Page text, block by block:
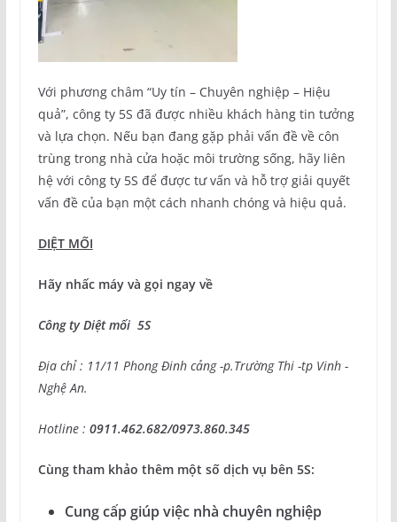
Với phương châm “Uy tín – Chuyên nghiệp – Hiệu
quả”, công ty 5S đã được nhiều khách hàng tin tưởng
và lựa chọn. Nếu bạn đang gặp phải vấn đề về côn
trùng trong nhà cửa hoặc môi trường sống, hãy liên
hệ với công ty 5S để được tư vấn và hỗ trợ giải quyết
vấn đề của bạn một cách nhanh chóng và hiệu quả.
DIỆT MỐI
Hãy nhấc máy và gọi ngay về
Công ty Diệt mối 5S
Địa chỉ : 11/11 Phong Đinh cảng -p.Trường Thi -tp Vinh -
Nghệ An.
Hotline : 0911.462.682/0973.860.345
Cùng tham khảo thêm một số dịch vụ bên 5S:
Cung cấp giúp việc nhà chuyên nghiệp